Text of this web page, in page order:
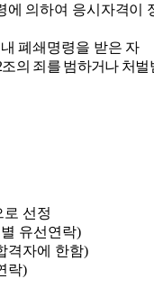
에 의하여 응시자격이
폐쇄명령을 받은 자
조의 죄를 범하거나 처벌
선정
유선연락)
격자에 한함)
락)